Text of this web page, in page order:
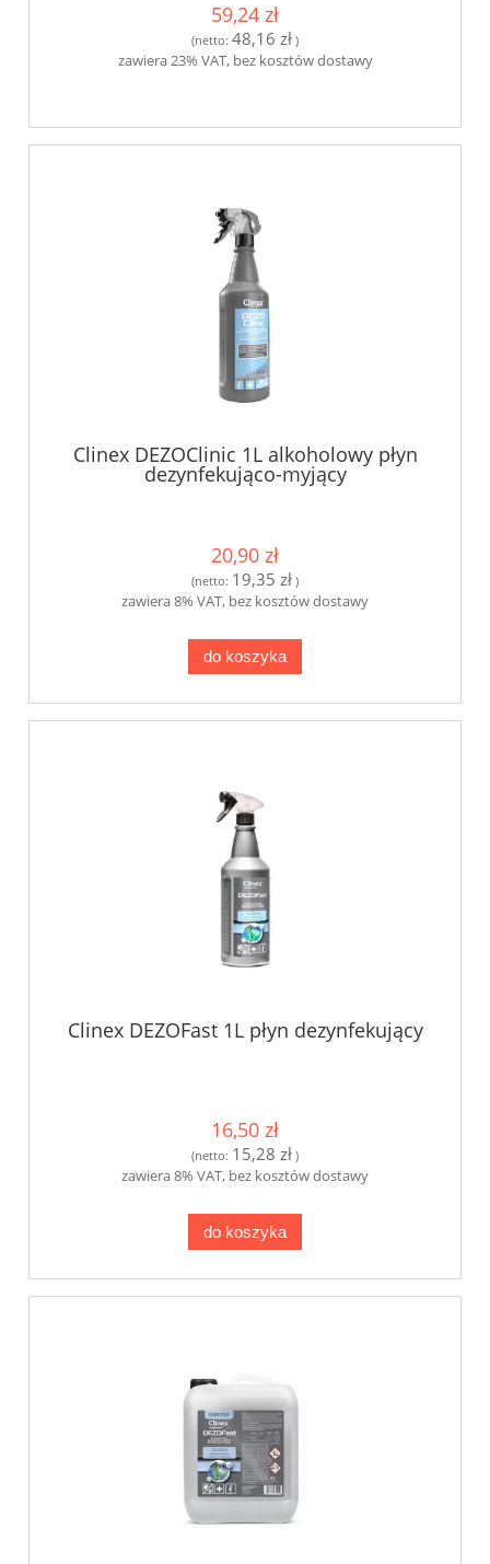
59,24 zł
(netto: 48,16 zł )
zawiera 23% VAT, bez kosztów dostawy
Clinex DEZOClinic 1L alkoholowy płyn
dezynfekująco-myjący
20,90 zł
(netto: 19,35 zł )
zawiera 8% VAT, bez kosztów dostawy
do koszyka
Clinex DEZOFast 1L płyn dezynfekujący
16,50 zł
(netto: 15,28 zł )
zawiera 8% VAT, bez kosztów dostawy
do koszyka